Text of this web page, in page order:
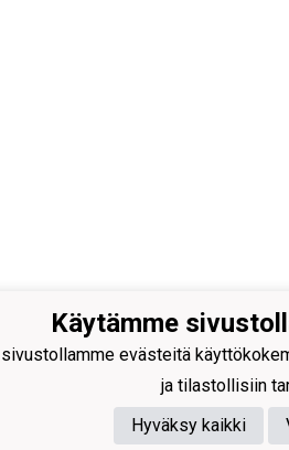
Pallo -47 ry
8-10
591 9275
Käytämme
evästeitä
ja tilastollisiin
Hyväksy kaikki